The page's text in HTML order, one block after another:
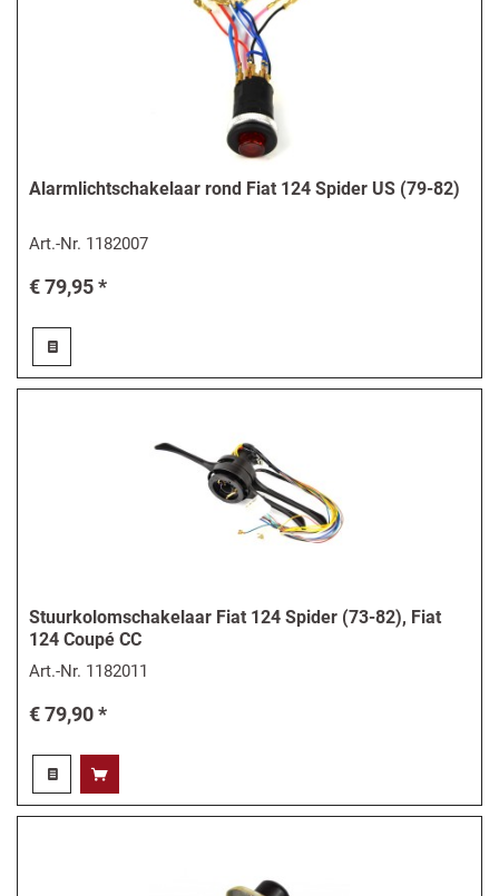
Alarmlichtschakelaar rond Fiat 124 Spider US (79-82)
Art.-Nr. 1182007
€ 79,95 *
Stuurkolomschakelaar Fiat 124 Spider (73-82), Fiat
124 Coupé CC
Art.-Nr. 1182011
€ 79,90 *